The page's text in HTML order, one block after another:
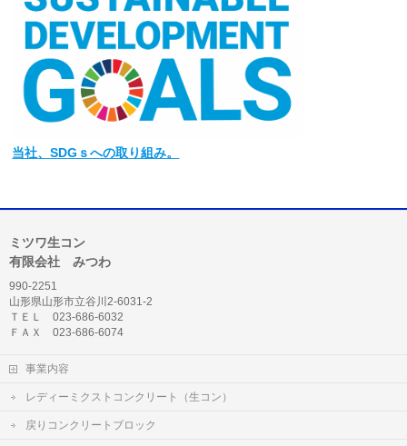
当社、SDGｓへの取り組み。
ミツワ生コン
有限会社 みつわ
990-2251
山形県山形市立谷川2-6031-2
ＴＥＬ 023-686-6032
ＦＡＸ 023-686-6074
事業内容
レディーミクストコンクリート（生コン）
戻りコンクリートブロック